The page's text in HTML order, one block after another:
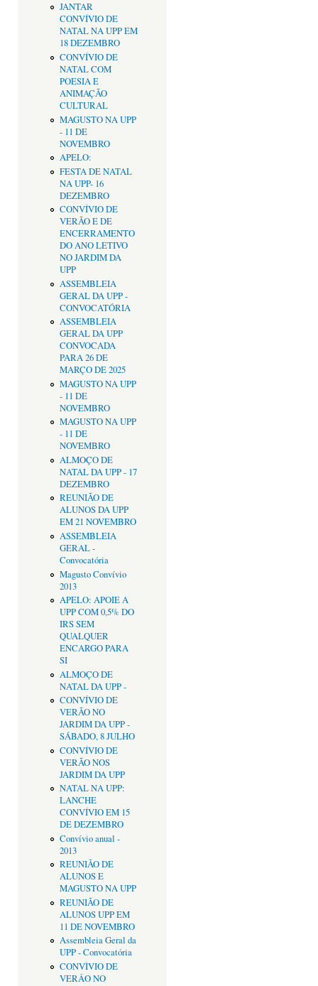
JANTAR
CONVÍVIO DE
NATAL NA UPP EM
18 DEZEMBRO
CONVÍVIO DE
NATAL COM
POESIA E
ANIMAÇÃO
CULTURAL
MAGUSTO NA UPP
- 11 DE
NOVEMBRO
APELO:
FESTA DE NATAL
NA UPP- 16
DEZEMBRO
CONVÍVIO DE
VERÃO E DE
ENCERRAMENTO
DO ANO LETIVO
NO JARDIM DA
UPP
ASSEMBLEIA
GERAL DA UPP -
CONVOCATÓRIA
ASSEMBLEIA
GERAL DA UPP
CONVOCADA
PARA 26 DE
MARÇO DE 2025
MAGUSTO NA UPP
- 11 DE
NOVEMBRO
MAGUSTO NA UPP
- 11 DE
NOVEMBRO
ALMOÇO DE
NATAL DA UPP - 17
DEZEMBRO
REUNIÃO DE
ALUNOS DA UPP
EM 21 NOVEMBRO
ASSEMBLEIA
GERAL -
Convocatória
Magusto Convívio
2013
APELO: APOIE A
UPP COM 0,5% DO
IRS SEM
QUALQUER
ENCARGO PARA
SI
ALMOÇO DE
NATAL DA UPP -
CONVÍVIO DE
VERÃO NO
JARDIM DA UPP -
SÁBADO, 8 JULHO
CONVÍVIO DE
VERÃO NOS
JARDIM DA UPP
NATAL NA UPP:
LANCHE
CONVÍVIO EM 15
DE DEZEMBRO
Convívio anual -
2013
REUNIÃO DE
ALUNOS E
MAGUSTO NA UPP
REUNIÃO DE
ALUNOS UPP EM
11 DE NOVEMBRO
Assembleia Geral da
UPP - Convocatória
CONVÌVIO DE
VERÂO NO